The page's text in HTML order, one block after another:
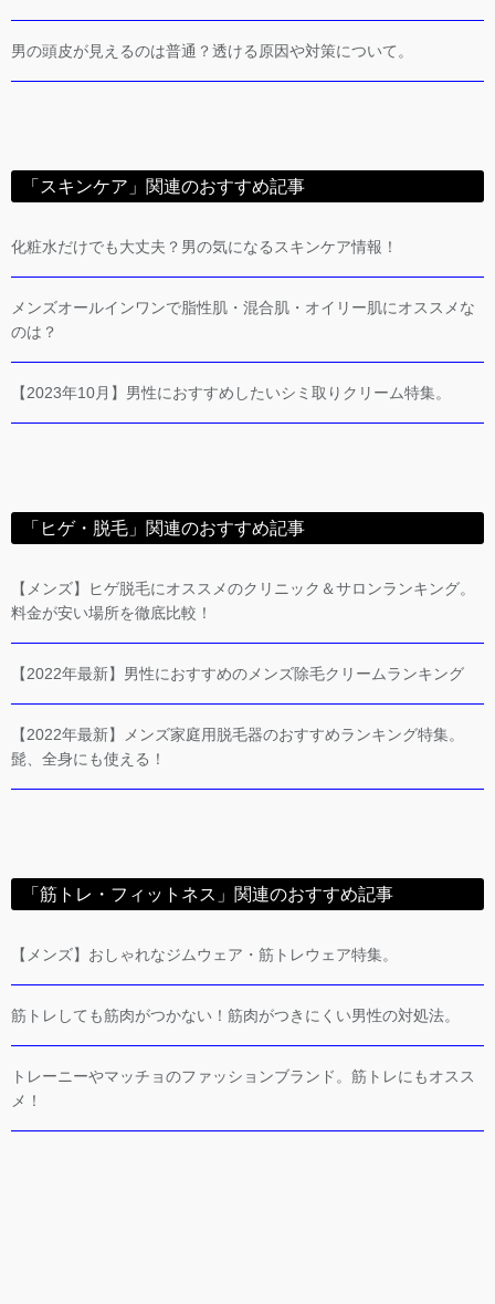
男の頭皮が見えるのは普通？透ける原因や対策について。
「スキンケア」関連のおすすめ記事
化粧水だけでも大丈夫？男の気になるスキンケア情報！
メンズオールインワンで脂性肌・混合肌・オイリー肌にオススメな
のは？
【2023年10月】男性におすすめしたいシミ取りクリーム特集。
「ヒゲ・脱毛」関連のおすすめ記事
【メンズ】ヒゲ脱毛にオススメのクリニック＆サロンランキング。
料金が安い場所を徹底比較！
【2022年最新】男性におすすめのメンズ除毛クリームランキング
【2022年最新】メンズ家庭用脱毛器のおすすめランキング特集。
髭、全身にも使える！
「筋トレ・フィットネス」関連のおすすめ記事
【メンズ】おしゃれなジムウェア・筋トレウェア特集。
筋トレしても筋肉がつかない！筋肉がつきにくい男性の対処法。
トレーニーやマッチョのファッションブランド。筋トレにもオスス
メ！